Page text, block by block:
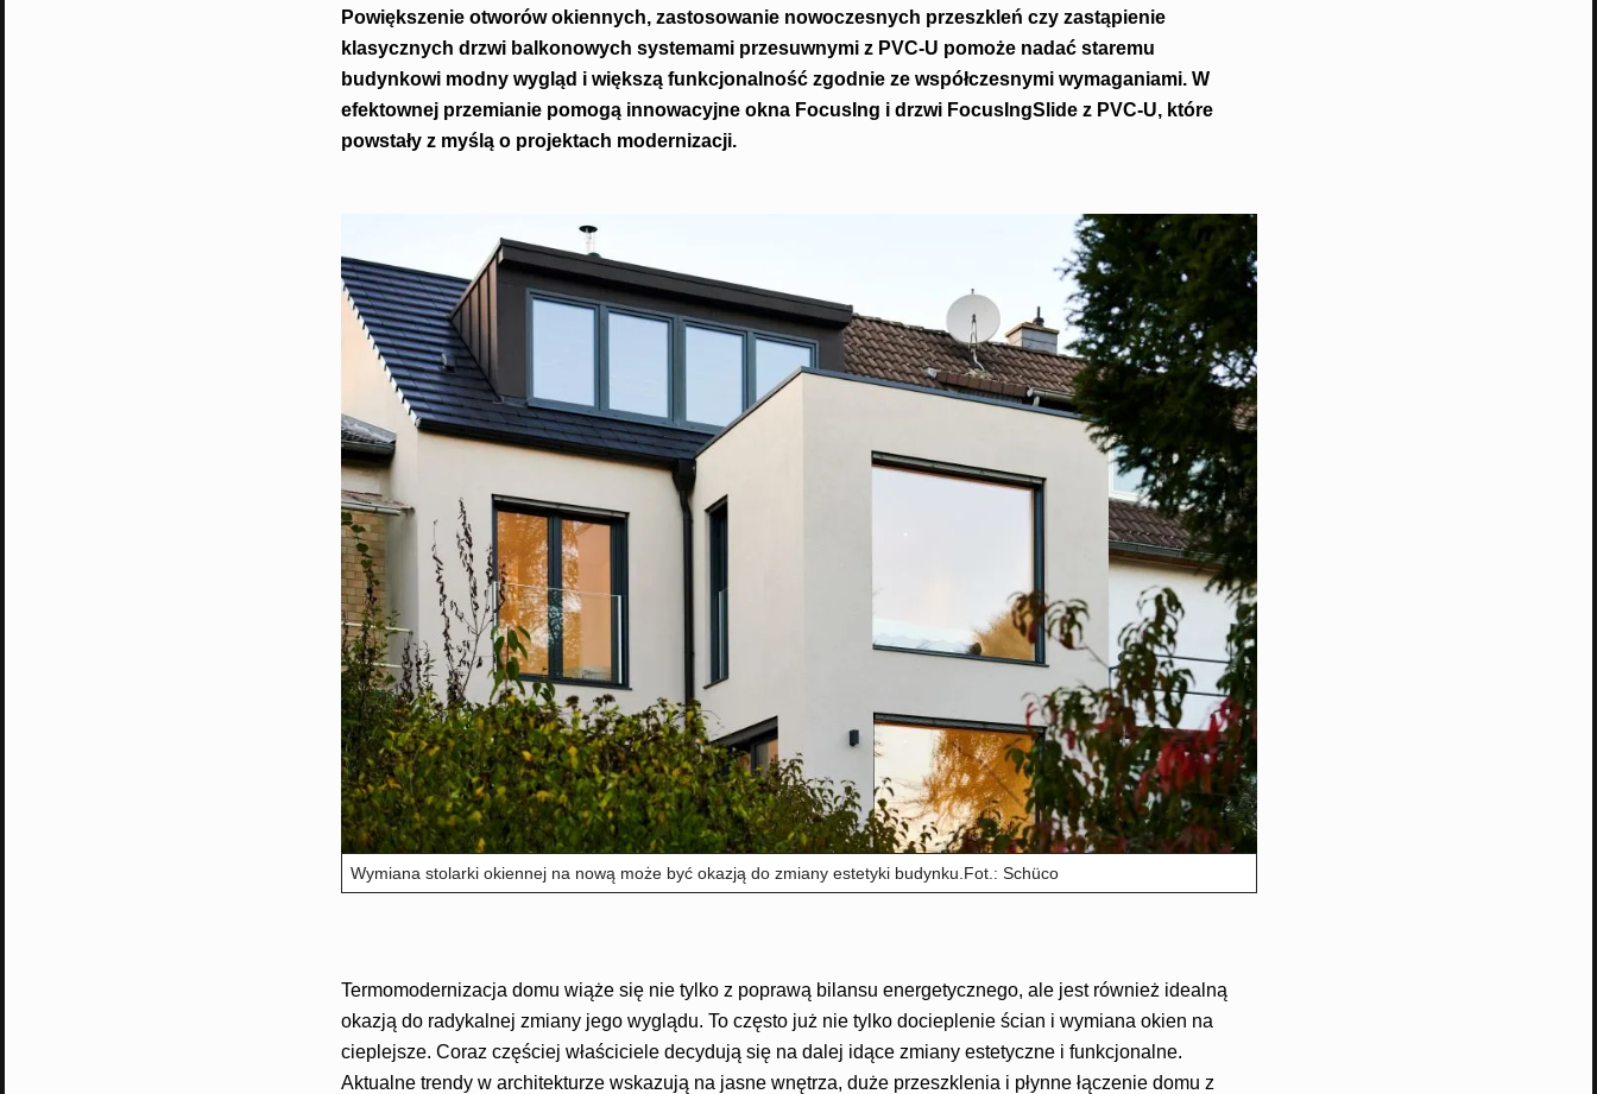
Powiększenie otworów okiennych, zastosowanie nowoczesnych przeszkleń czy zastąpienie
klasycznych drzwi balkonowych systemami przesuwnymi z PVC-U pomoże nadać staremu
budynkowi modny wygląd i większą funkcjonalność zgodnie ze współczesnymi wymaganiami. W
efektownej przemianie pomogą innowacyjne okna FocusIng i drzwi FocusIngSlide z PVC-U, które
powstały z myślą o projektach modernizacji.
Wymiana stolarki okiennej na nową może być okazją do zmiany estetyki budynku.Fot.: Schüco
Termomodernizacja domu wiąże się nie tylko z poprawą bilansu energetycznego, ale jest również idealną
okazją do radykalnej zmiany jego wyglądu. To często już nie tylko docieplenie ścian i wymiana okien na
cieplejsze. Coraz częściej właściciele decydują się na dalej idące zmiany estetyczne i funkcjonalne.
Aktualne trendy w architekturze wskazują na jasne wnętrza, duże przeszklenia i płynne łączenie domu z